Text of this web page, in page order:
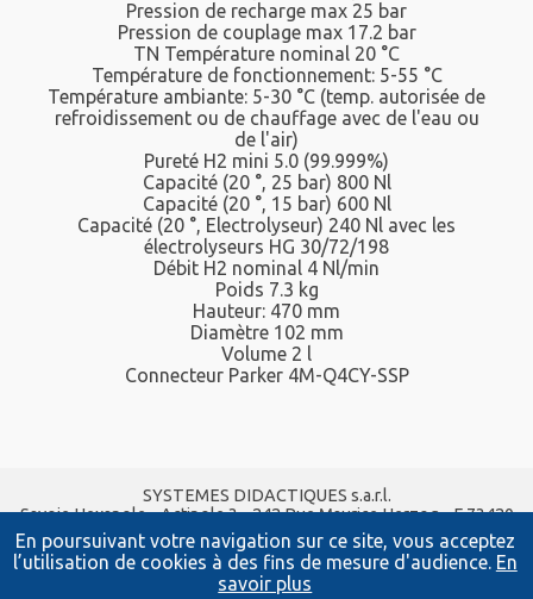
En poursuivant votre navigation sur ce site, vous acceptez
l’utilisation de cookies à des fins de mesure d'audience. En
savoir plus
Pression de recharge max 25 bar
Pression de couplage max 17.2 bar
TN Température nominal 20 °C
Température de fonctionnement: 5-55 °C
Température ambiante: 5-30 °C (temp. autorisée de
refroidissement ou de chauffage avec de l'eau ou
de l'air)
Pureté H2 mini 5.0 (99.999%)
Capacité (20 °, 25 bar) 800 Nl
Capacité (20 °, 15 bar) 600 Nl
Capacité (20 °, Electrolyseur) 240 Nl avec les
électrolyseurs HG 30/72/198
Débit H2 nominal 4 Nl/min
Poids 7.3 kg
Hauteur: 470 mm
Diamètre 102 mm
Volume 2 l
Connecteur Parker 4M-Q4CY-SSP
SYSTEMES DIDACTIQUES s.a.r.l.
Savoie Hexapole - Actipole 3 - 242 Rue Maurice Herzog - F 73420
VIVIERS DU LAC
Tel : 04 56 42 80 70| Fax :04 56 42 80 71
xavier.granjon@systemes-didactiques.fr
www.systemes-didactiques.fr